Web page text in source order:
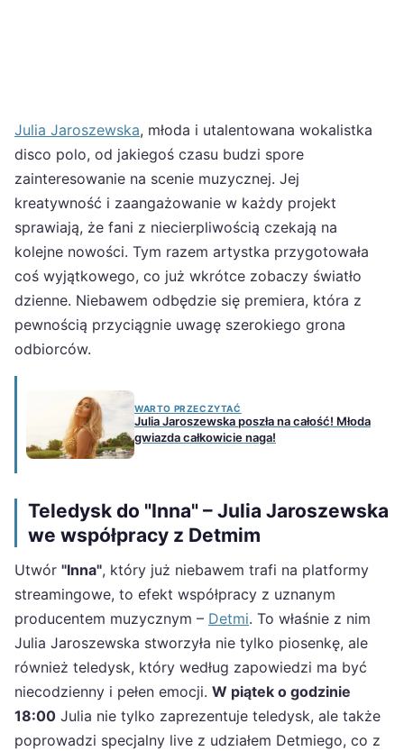
Julia Jaroszewska, młoda i utalentowana wokalistka
disco polo, od jakiegoś czasu budzi spore
zainteresowanie na scenie muzycznej. Jej
kreatywność i zaangażowanie w każdy projekt
sprawiają, że fani z niecierpliwością czekają na
kolejne nowości. Tym razem artystka przygotowała
coś wyjątkowego, co już wkrótce zobaczy światło
dzienne. Niebawem odbędzie się premiera, która z
pewnością przyciągnie uwagę szerokiego grona
odbiorców.
WARTO PRZECZYTAĆ
Julia Jaroszewska poszła na całość! Młoda
gwiazda całkowicie naga!
Teledysk do "Inna" – Julia Jaroszewska
we współpracy z Detmim
Utwór "Inna", który już niebawem trafi na platformy
streamingowe, to efekt współpracy z uznanym
producentem muzycznym – Detmi. To właśnie z nim
Julia Jaroszewska stworzyła nie tylko piosenkę, ale
również teledysk, który według zapowiedzi ma być
niecodzienny i pełen emocji. W piątek o godzinie
18:00 Julia nie tylko zaprezentuje teledysk, ale także
poprowadzi specjalny live z udziałem Detmiego, co z